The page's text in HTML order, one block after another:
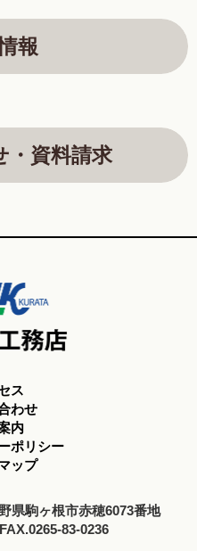
報
・資料請求
ス
わせ
内
ポリシー
ップ
県駒ヶ根市赤穂6073番地
83-0236